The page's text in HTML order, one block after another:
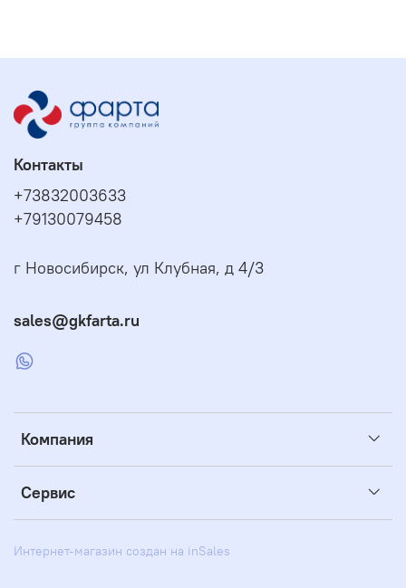
Компания
Сервис
Контакты
+73832003633
+79130079458
г Новосибирск, ул Клубная, д 4/3
sales@gkfarta.ru
Интернет-магазин создан на inSales